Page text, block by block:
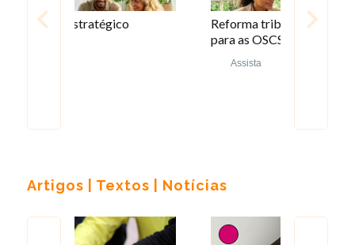
Reforma tributária e seus impactos
Dicas
Artigos | Textos | Notícias